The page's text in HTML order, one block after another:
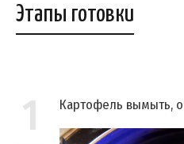
Этапы готовки
1 Картофель вымыть,